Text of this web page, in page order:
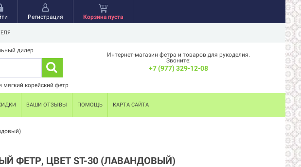
Регистрация Корзина пуста
дилер
мягкий корейский фетр
Интернет-магазин фетра и товаров для рукоделия.
Звоните:
+7 (977) 329-12-08
ВАШИ ОТЗЫВЫ ПОМОЩЬ КАРТА САЙТА
ФЕТР, ЦВЕТ ST-30 (ЛАВАНДОВЫЙ)